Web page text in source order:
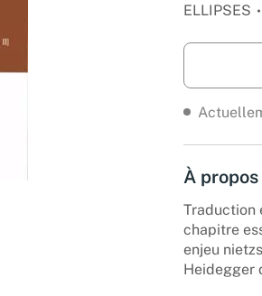
ELLIPSES
À propos
Traduction
chapitre
enjeu
Heidegger